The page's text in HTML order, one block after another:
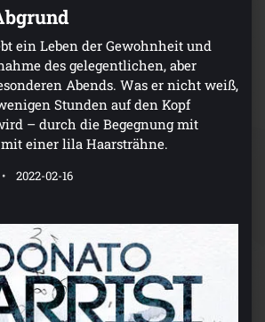
ein Leben der Gewohnheit und
des gelegentlichen, aber
Abends. Was er nicht weiß,
Stunden auf den Kopf
– durch die Begegnung mit
einer lila Haarsträhne.
2022-02-16